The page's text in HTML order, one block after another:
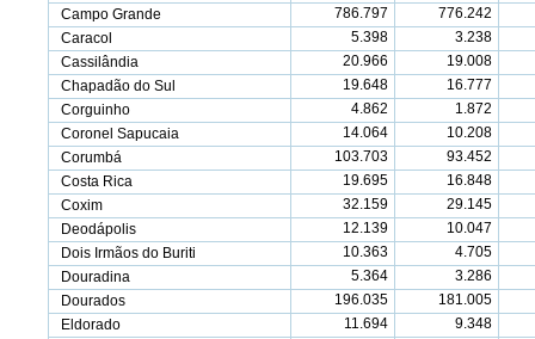
Campo Grande
786.797
776.242
Caracol
5.398
3.238
Cassilândia
20.966
19.008
Chapadão do Sul
19.648
16.777
Corguinho
4.862
1.872
Coronel Sapucaia
14.064
10.208
Corumbá
103.703
93.452
Costa Rica
19.695
16.848
Coxim
32.159
29.145
Deodápolis
12.139
10.047
Dois Irmãos do Buriti
10.363
4.705
Douradina
5.364
3.286
Dourados
196.035
181.005
Eldorado
11.694
9.348